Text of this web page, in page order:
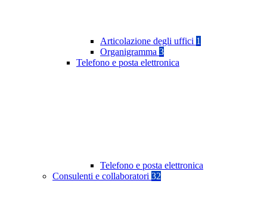
Articolazione degli uffici 1
Organigramma 3
Telefono e posta elettronica
Telefono e posta elettronica
Consulenti e collaboratori 32